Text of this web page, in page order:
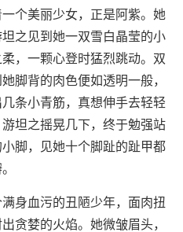
个美丽少女，正是阿紫。她
之见到她一双雪白晶莹的小
，一颗心登时猛烈跳动。双
脚背的肉色便如透明一般，
条小青筋，真想伸手去轻轻
坦之摇晃几下，终于勉强站
脚，见她十个脚趾的趾甲都
身血污的丑陋少年，面肉扭
贪婪的火焰。她微皱眉头，